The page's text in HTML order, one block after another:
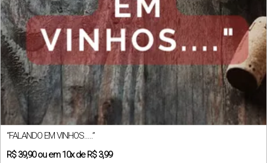
“FALANDO EM VINHOS…..”
R$39,90ou em10xdeR$ 3,99